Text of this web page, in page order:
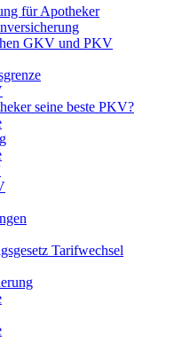
für Apotheker
GKV und PKV
seine beste PKV?
Tarifwechsel